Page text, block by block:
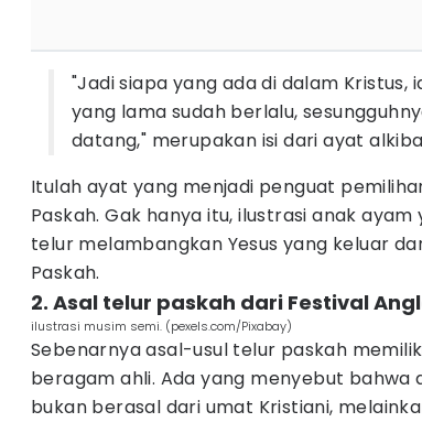
"Jadi siapa yang ada di dalam Kristus,
yang lama sudah berlalu,
datang," merupakan isi dari ayat
Itulah ayat yang menjadi penguat
Paskah. Gak hanya itu, ilustrasi anak
telur melambangkan Yesus yang keluar
Paskah.
2. Asal telur paskah dari Festival
ilustrasi musim semi. (pexels.com/Pixabay)
Sebenarnya asal-usul telur paskah
beragam ahli. Ada yang menyebut bahwa
bukan berasal dari umat Kristiani,